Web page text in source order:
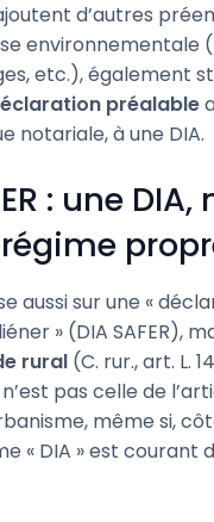
d’autres
environnementale
etc.), également
préalable
notariale, à une DIA.
: une
aussi sur une «
» (DIA SAFER),
rural (C. rur., art. L.
pas celle de
même si,
« DIA » est courant